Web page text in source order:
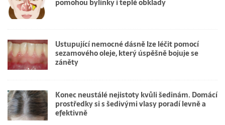
pomohou bylinky i teplé obklady
Ustupující nemocné dásně lze léčit pomocí
sezamového oleje, který úspěšně bojuje se
záněty
Konec neustálé nejistoty kvůli šedinám. Domácí
prostředky si s šedivými vlasy poradí levně a
efektivně